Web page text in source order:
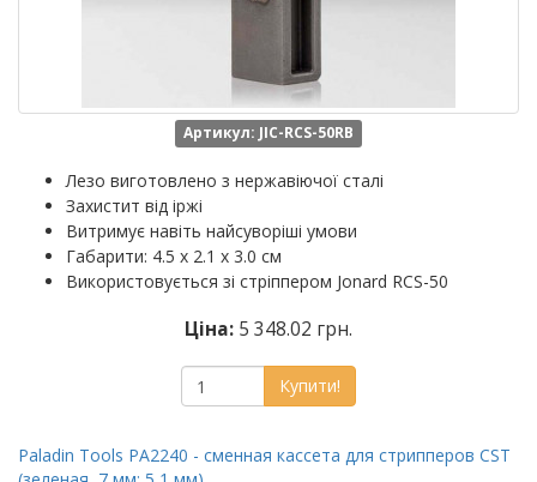
Артикул: JIC-RCS-50RB
Лезо виготовлено з нержавіючої сталі
Захистит від іржі
Витримує навіть найсуворіші умови
Габарити: 4.5 x 2.1 x 3.0 см
Використовується зі стріппером Jonard RCS-50
Ціна: 5 348.02 грн.
Купити!
Paladin Tools PA2240 - сменная кассета для стрипперов CST